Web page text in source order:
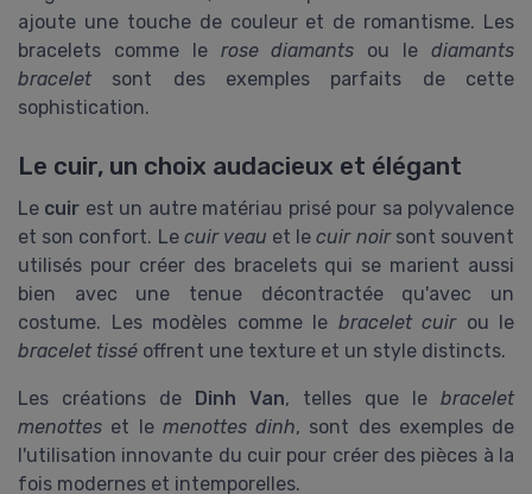
ajoute une touche de couleur et de romantisme. Les
bracelets comme le rose diamants ou lediamants
braceletsont des exemples parfaits de cette
sophistication.
Le cuir, un choix audacieux et élégant
Le cuir est un autre matériau prisé pour sa polyvalence
et son confort. Le cuir veau et lecuir noirsont souvent
utilisés pour créer des bracelets qui se marient aussi
bien avec une tenue décontractée qu'avec un
costume. Les modèles comme le bracelet cuirou le
bracelet tissé offrent une texture et un style distincts.
Les créations de Dinh Van, telles que le bracelet
menottes et le menottes dinh, sont des exemples de
l'utilisation innovante du cuir pour créer des pièces à la
fois modernes et intemporelles.